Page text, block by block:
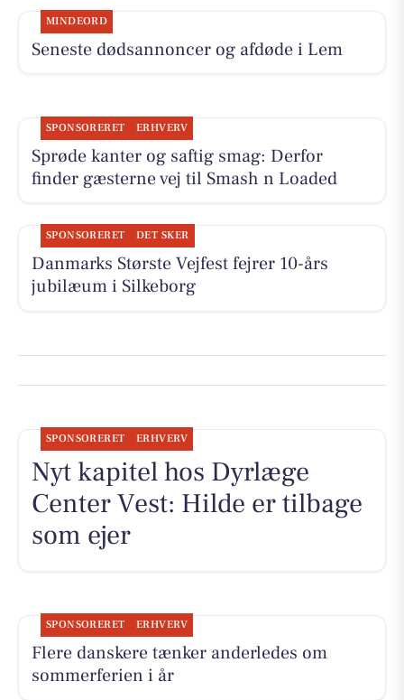
MINDEORD
Seneste dødsannoncer og afdøde i Lem
SPONSORERET ERHVERV
Sprøde kanter og saftig smag: Derfor
finder gæsterne vej til Smash n Loaded
SPONSORERET DET SKER
Danmarks Største Vejfest fejrer 10-års
jubilæum i Silkeborg
SPONSORERET ERHVERV
Nyt kapitel hos Dyrlæge
Center Vest: Hilde er tilbage
som ejer
SPONSORERET ERHVERV
Flere danskere tænker anderledes om
sommerferien i år